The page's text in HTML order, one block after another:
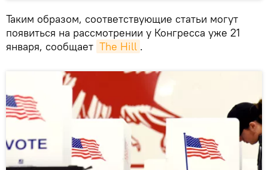
Таким образом, соответствующие статьи могут
появиться на рассмотрении у Конгресса уже 21
января, сообщает The Hill .